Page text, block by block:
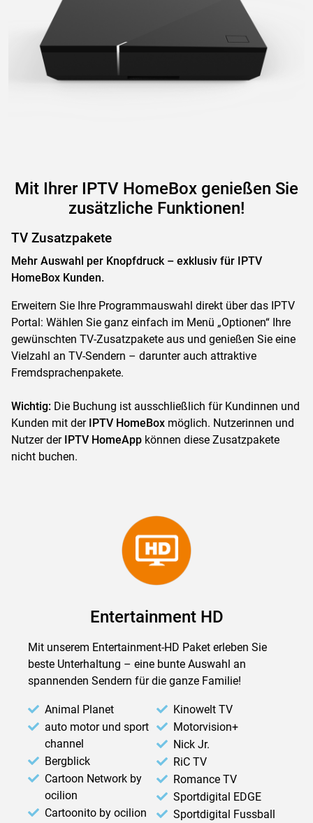
Mit Ihrer IPTV HomeBox genießen Sie
zusätzliche Funktionen!
TV Zusatzpakete
Mehr Auswahl per Knopfdruck – exklusiv für IPTV
HomeBox Kunden.
Erweitern Sie Ihre Programmauswahl direkt über das IPTV
Portal: Wählen Sie ganz einfach im Menü „Optionen“ Ihre
gewünschten TV-Zusatzpakete aus und genießen Sie eine
Vielzahl an TV-Sendern – darunter auch attraktive
Fremdsprachenpakete.
Wichtig: Die Buchung ist ausschließlich für Kundinnen und
Kunden mit der IPTV HomeBox möglich. Nutzerinnen und
Nutzer der IPTV HomeApp können diese Zusatzpakete
nicht buchen.
Entertainment HD
Mit unserem Entertainment-HD Paket erleben Sie
beste Unterhaltung – eine bunte Auswahl an
spannenden Sendern für die ganze Familie!
Animal Planet
auto motor und sport
channel
Bergblick
Cartoon Network by
ocilion
Cartoonito by ocilion
Kinowelt TV
Motorvision+
Nick Jr.
RiC TV
Romance TV
Sportdigital EDGE
Sportdigital Fussball